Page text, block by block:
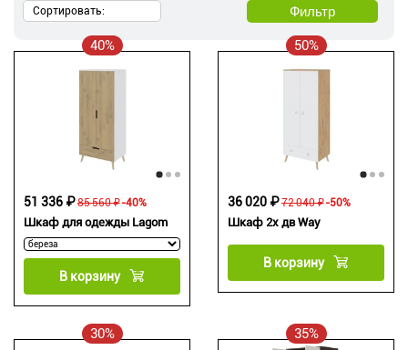
Сортировать: Фильтр
40%
Шкаф для одежды Lagom
85 560 ₽
51 336 ₽ -40%
В корзину
50%
Шкаф 2х дв Way
72 040 ₽
36 020 ₽ -50%
В корзину
30% 35%